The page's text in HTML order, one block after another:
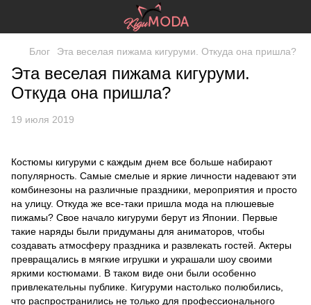
Блог Эта веселая пижама кигуруми. Откуда она пришла?
Эта веселая пижама кигуруми.
Откуда она пришла?
19 июля 2019
Костюмы кигуруми с каждым днем все больше набирают
популярность. Самые смелые и яркие личности надевают эти
комбинезоны на различные праздники, мероприятия и просто
на улицу. Откуда же все-таки пришла мода на плюшевые
пижамы? Свое начало кигуруми берут из Японии. Первые
такие наряды были придуманы для аниматоров, чтобы
создавать атмосферу праздника и развлекать гостей. Актеры
превращались в мягкие игрушки и украшали шоу своими
яркими костюмами. В таком виде они были особенно
привлекательны публике. Кигуруми настолько полюбились,
что распространились не только для профессионального